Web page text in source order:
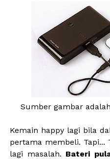
Sumber gambar
Kemain happy lagi bila
pertama membeli.
lagi masalah. Bateri